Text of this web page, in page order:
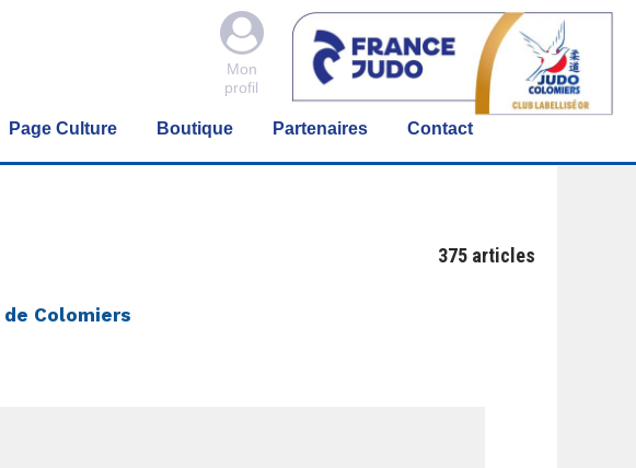

Mon
profil
Page Culture Boutique Partenaires Contact
375 articles
Colomiers